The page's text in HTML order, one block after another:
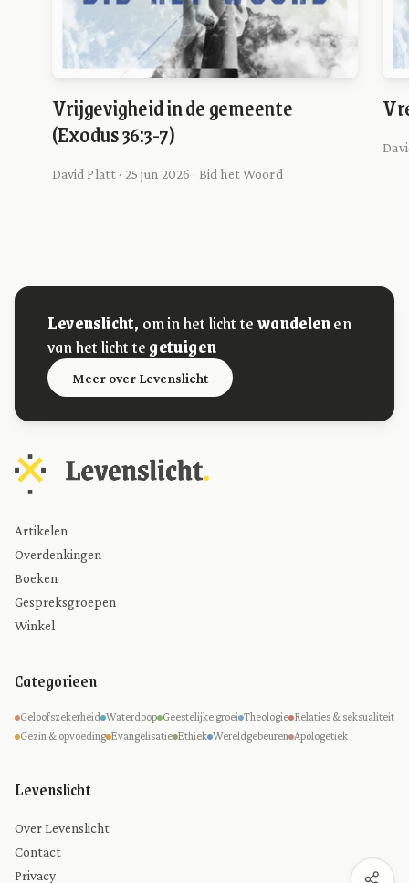
Vrijgevigheid in de gemeente
(Exodus 36:3-7)
David Platt · 25 jun 2026 · Bid het Woord
Levenslicht, om in het licht tewandelenen
van het licht tegetuigen
Meer over Levenslicht
Artikelen
Overdenkingen
Boeken
Gespreksgroepen
Winkel
Categorieen
Geloofszekerheid Waterdoop Geestelijke groei Theologie Relaties & seksualiteit
Gezin & opvoeding Evangelisatie Ethiek Wereldgebeuren Apologetiek
Levenslicht
Over Levenslicht
Contact
Privacy